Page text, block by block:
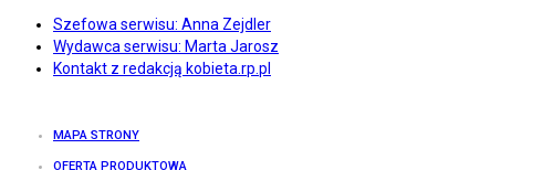
Szefowa serwisu: Anna Zejdler
Wydawca serwisu: Marta Jarosz
Kontakt z redakcją kobieta.rp.pl
MAPA STRONY
OFERTA PRODUKTOWA